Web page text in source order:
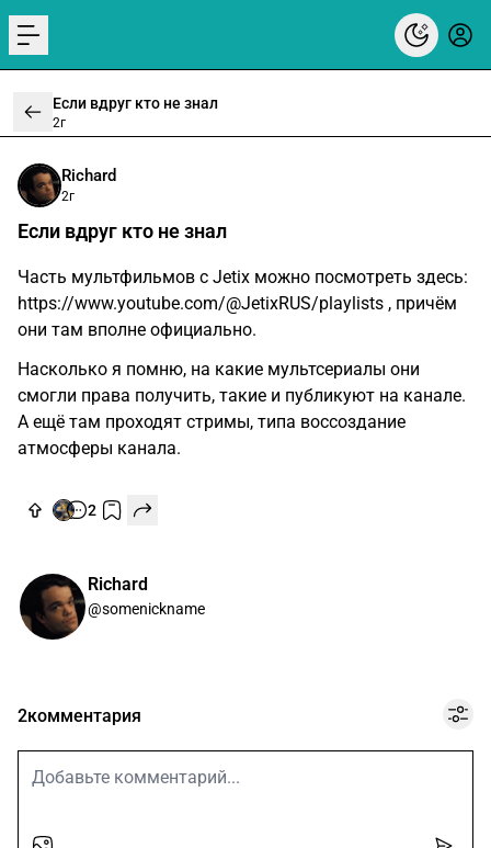
menu
Если вдруг кто не знал
2г
Richard
2г
Если вдруг кто не знал
Часть мультфильмов с Jetix можно посмотреть здесь:
https://www.youtube.com/@JetixRUS/playlists , причём
они там вполне официально.
Насколько я помню, на какие мультсериалы они
смогли права получить, такие и публикуют на канале.
А ещё там проходят стримы, типа воссоздание
атмосферы канала.
2
Richard
@somenickname
2комментария